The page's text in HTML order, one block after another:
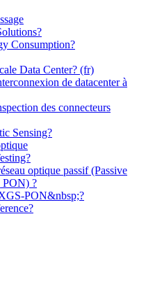
Consumption?
Data Center? (fr)
de datacenter à
des connecteurs
Sensing?
optique passif (Passive
?
PON&nbsp;?